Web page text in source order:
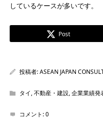
しているケースが多いです。
Post
投稿者:ASEAN JAPAN
タイ,不動産・建設,企業業績発
コメント:0